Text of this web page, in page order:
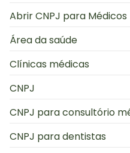
Abrir CNPJ para Médicos
Área da saúde
Clínicas médicas
CNPJ
CNPJ para consultório
CNPJ para dentistas